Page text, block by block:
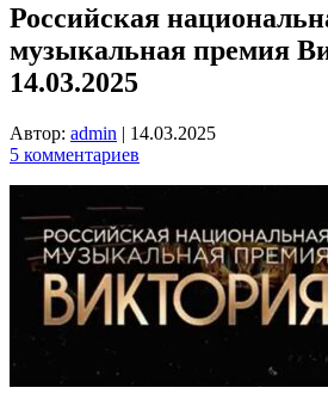
Российская
музыкальная премия
14.03.2025
Автор: admin | 14.03.2025
5 комментариев